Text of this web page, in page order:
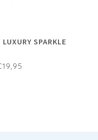
SPARKLE